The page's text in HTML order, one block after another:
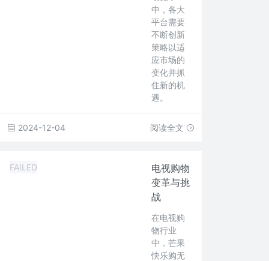
中，各大
平台需要
不断创新
策略以适
应市场的
变化并抓
住新的机
遇。
2024-12-04 阅读全文
FAILED
电视购物
变革与挑
战
在电视购
物行业
中，芒果
快乐购无